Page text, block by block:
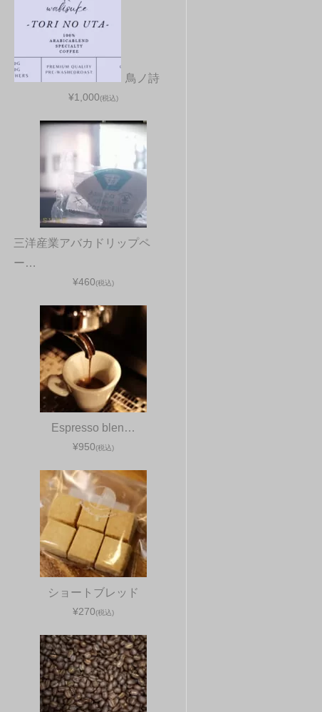
鳥ノ詩
¥1,000(税込)
三洋産業アバカドリップペ
ー…
¥460(税込)
Espresso blen…
¥950(税込)
ショートブレッド
¥270(税込)